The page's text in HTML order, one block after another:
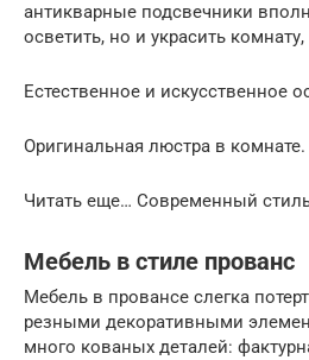
антикварные подсвечники
осветить, но и украсить
Естественное и искусственное
Оригинальная люстра в комнате.
Читать еще… Современный
Мебель в стиле прованс
Мебель в провансе слегка
резными декоративными
много кованых деталей: